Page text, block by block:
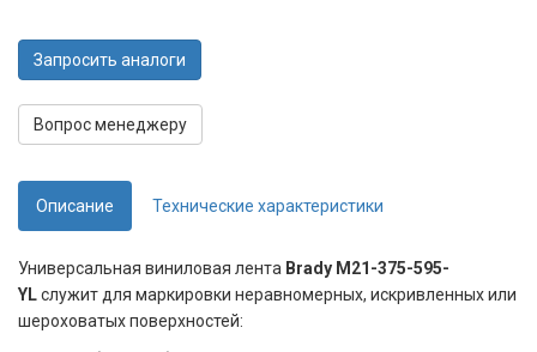
Запросить аналоги
Вопрос менеджеру
Описание Технические характеристики
Универсальная виниловая лента Brady M21-375-595-
YLслужит для маркировки неравномерных, искривленных или
шероховатых поверхностей: